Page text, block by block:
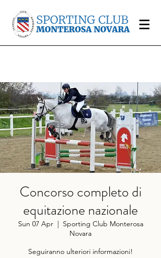
Concorso completo di
equitazione nazionale
Sun 07 Apr
  |
Sporting Club Monterosa
Novara
Seguiranno ulteriori informazioni!